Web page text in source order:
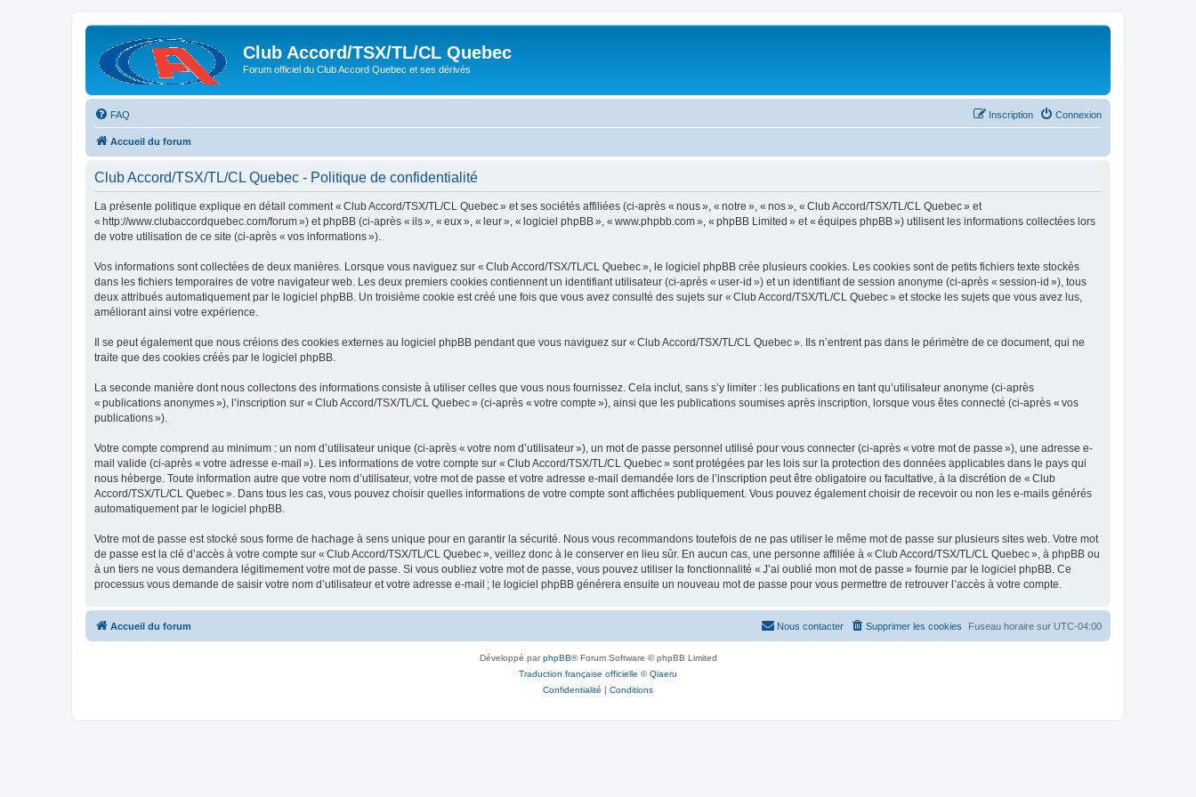
Club Accord/TSX/TL/CL Quebec
Forum officiel du Club Accord Quebec et ses dérivés
FAQ Connexion
Inscription
Accueil du forum
Club Accord/TSX/TL/CL Quebec - Politique de confidentialité
La présente politique explique en détail comment « Club Accord/TSX/TL/CL Quebec » et ses sociétés affiliées (ci-après « nous », « notre », « nos », « Club Accord/TSX/TL/CL Quebec » et
« http://www.clubaccordquebec.com/forum ») et phpBB (ci-après « ils », « eux », « leur », « logiciel phpBB », « www.phpbb.com », « phpBB Limited » et « équipes phpBB ») utilisent les informations collectées lors
de votre utilisation de ce site (ci-après « vos informations »).
Vos informations sont collectées de deux manières. Lorsque vous naviguez sur « Club Accord/TSX/TL/CL Quebec », le logiciel phpBB crée plusieurs cookies. Les cookies sont de petits fichiers texte stockés
dans les fichiers temporaires de votre navigateur web. Les deux premiers cookies contiennent un identifiant utilisateur (ci-après « user-id ») et un identifiant de session anonyme (ci-après « session-id »), tous
deux attribués automatiquement par le logiciel phpBB. Un troisième cookie est créé une fois que vous avez consulté des sujets sur « Club Accord/TSX/TL/CL Quebec » et stocke les sujets que vous avez lus,
améliorant ainsi votre expérience.
Il se peut également que nous créions des cookies externes au logiciel phpBB pendant que vous naviguez sur « Club Accord/TSX/TL/CL Quebec ». Ils n’entrent pas dans le périmètre de ce document, qui ne
traite que des cookies créés par le logiciel phpBB.
La seconde manière dont nous collectons des informations consiste à utiliser celles que vous nous fournissez. Cela inclut, sans s’y limiter : les publications en tant qu’utilisateur anonyme (ci-après
« publications anonymes »), l’inscription sur « Club Accord/TSX/TL/CL Quebec » (ci-après « votre compte »), ainsi que les publications soumises après inscription, lorsque vous êtes connecté (ci-après « vos
publications »).
Votre compte comprend au minimum : un nom d’utilisateur unique (ci-après « votre nom d’utilisateur »), un mot de passe personnel utilisé pour vous connecter (ci-après « votre mot de passe »), une adresse e-
mail valide (ci-après « votre adresse e-mail »). Les informations de votre compte sur « Club Accord/TSX/TL/CL Quebec » sont protégées par les lois sur la protection des données applicables dans le pays qui
nous héberge. Toute information autre que votre nom d’utilisateur, votre mot de passe et votre adresse e-mail demandée lors de l’inscription peut être obligatoire ou facultative, à la discrétion de « Club
Accord/TSX/TL/CL Quebec ». Dans tous les cas, vous pouvez choisir quelles informations de votre compte sont affichées publiquement. Vous pouvez également choisir de recevoir ou non les e-mails générés
automatiquement par le logiciel phpBB.
Votre mot de passe est stocké sous forme de hachage à sens unique pour en garantir la sécurité. Nous vous recommandons toutefois de ne pas utiliser le même mot de passe sur plusieurs sites web. Votre mot
de passe est la clé d’accès à votre compte sur « Club Accord/TSX/TL/CL Quebec », veillez donc à le conserver en lieu sûr. En aucun cas, une personne affiliée à « Club Accord/TSX/TL/CL Quebec », à phpBB ou
à un tiers ne vous demandera légitimement votre mot de passe. Si vous oubliez votre mot de passe, vous pouvez utiliser la fonctionnalité « J’ai oublié mon mot de passe » fournie par le logiciel phpBB. Ce
processus vous demande de saisir votre nom d’utilisateur et votre adresse e-mail ; le logiciel phpBB générera ensuite un nouveau mot de passe pour vous permettre de retrouver l’accès à votre compte.
Accueil du forum Fuseau horaire sur UTC-04:00
Supprimer les cookies
Nous contacter
Développé parphpBB® Forum Software © phpBB Limited
Traduction française officielle ©Qiaeru
Confidentialité | Conditions